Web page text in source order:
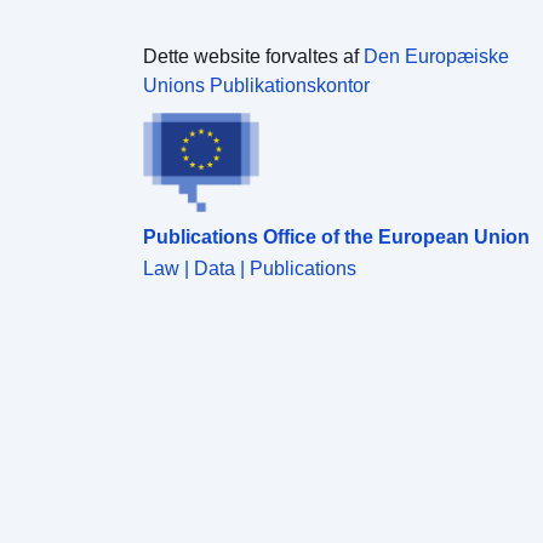
Dette website forvaltes af Den Europæiske
Unions Publikationskontor
Publications Office of the European Union
Law | Data | Publications